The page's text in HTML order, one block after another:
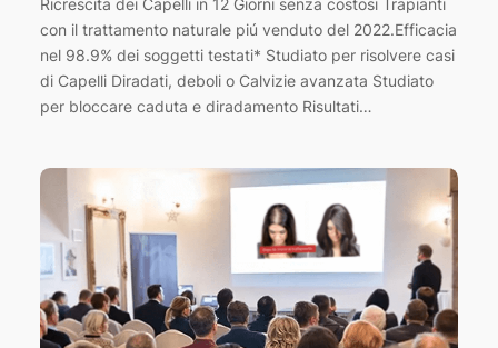
Ricrescita dei Capelli in 12 Giorni senza costosi Trapianti
con il trattamento naturale piú venduto del 2022.Efficacia
nel 98.9% dei soggetti testati* Studiato per risolvere casi
di Capelli Diradati, deboli o Calvizie avanzata Studiato
per bloccare caduta e diradamento Risultati…